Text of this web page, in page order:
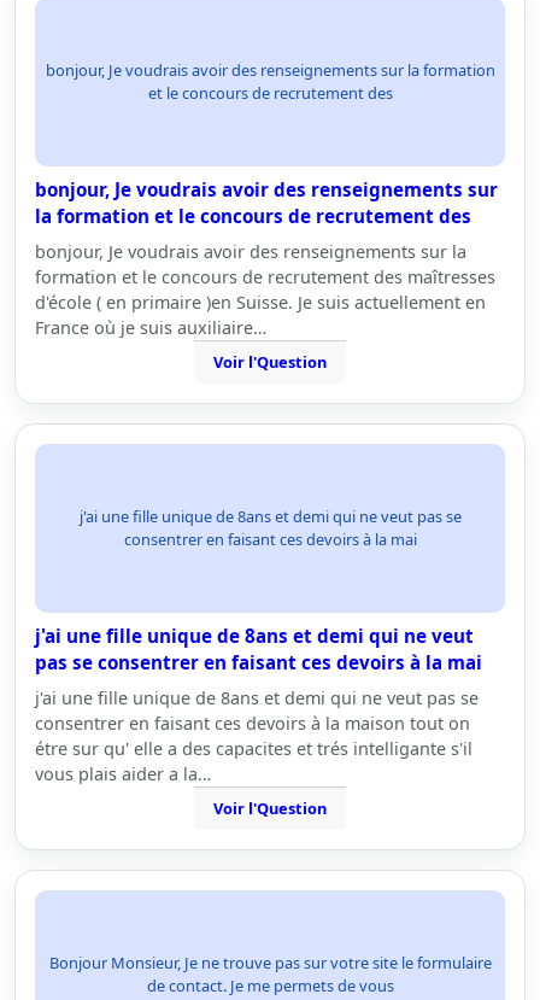
bonjour, Je voudrais avoir des renseignements sur la formation
et le concours de recrutement des
bonjour, Je voudrais avoir des renseignements sur
la formation et le concours de recrutement des
bonjour, Je voudrais avoir des renseignements sur la
formation et le concours de recrutement des maîtresses
d'école ( en primaire )en Suisse. Je suis actuellement en
France où je suis auxiliaire…
Voir l'Question
j'ai une fille unique de 8ans et demi qui ne veut pas se
consentrer en faisant ces devoirs à la mai
j'ai une fille unique de 8ans et demi qui ne veut
pas se consentrer en faisant ces devoirs à la mai
j'ai une fille unique de 8ans et demi qui ne veut pas se
consentrer en faisant ces devoirs à la maison tout on
étre sur qu' elle a des capacites et trés intelligante s'il
vous plais aider a la…
Voir l'Question
Bonjour Monsieur, Je ne trouve pas sur votre site le formulaire
de contact. Je me permets de vous